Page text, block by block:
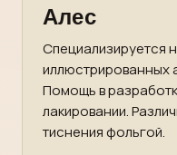
Алес
Специализируется
иллюстрированных
Помощь в
лакировании.
тиснения фольгой.